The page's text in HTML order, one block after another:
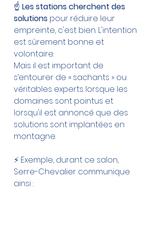
☝️ Les stations cherchent des
solutions pour réduire leur
empreinte, c'est bien. L'intention
est sûrement bonne et
volontaire.
Mais il est important de
s’entourer de « sachants » ou
véritables experts lorsque les
domaines sont pointus et
lorsqu'il est annoncé que des
solutions sont implantées en
montagne.
⚡️ Exemple, durant ce salon,
Serre-Chevalier communique
ainsi :